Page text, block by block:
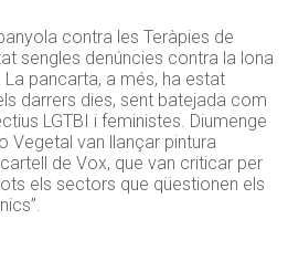
contra les Teràpies de
sengles denúncies contra la lona
pancarta, a més, ha estat
darrers dies, sent batejada com
LGTBI i feministes. Diumenge
Vegetal van llançar pintura
de Vox, que van criticar per
els sectors que qüestionen els